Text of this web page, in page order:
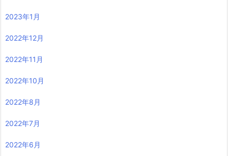
2023年1月
2022年12月
2022年11月
2022年10月
2022年8月
2022年7月
2022年6月